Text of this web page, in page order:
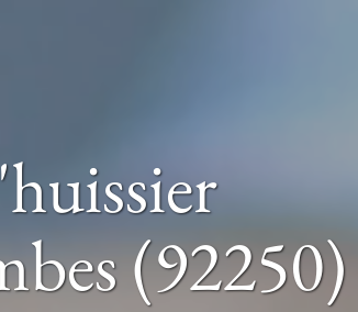
(92250)